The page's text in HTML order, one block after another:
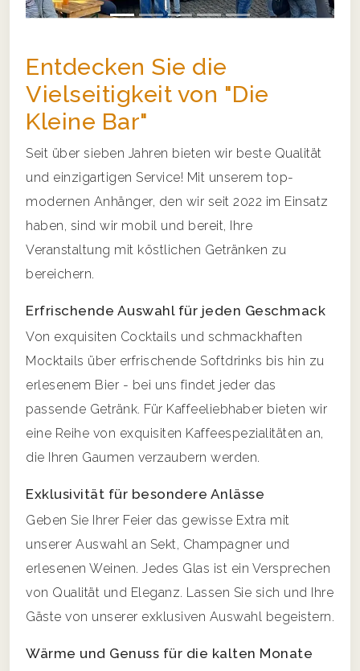
Entdecken Sie die
Vielseitigkeit von "Die
Kleine Bar"
Seit über sieben Jahren bieten wir beste Qualität
und einzigartigen Service! Mit unserem top-
modernen Anhänger, den wir seit 2022 im Einsatz
haben, sind wir mobil und bereit, Ihre
Veranstaltung mit köstlichen Getränken zu
bereichern.
Erfrischende Auswahl für jeden Geschmack
Von exquisiten Cocktails und schmackhaften
Mocktails über erfrischende Softdrinks bis hin zu
erlesenem Bier - bei uns findet jeder das
passende Getränk. Für Kaffeeliebhaber bieten wir
eine Reihe von exquisiten Kaffeespezialitäten an,
die Ihren Gaumen verzaubern werden.
Exklusivität für besondere Anlässe
Geben Sie Ihrer Feier das gewisse Extra mit
unserer Auswahl an Sekt, Champagner und
erlesenen Weinen. Jedes Glas ist ein Versprechen
von Qualität und Eleganz. Lassen Sie sich und Ihre
Gäste von unserer exklusiven Auswahl begeistern.
Wärme und Genuss für die kalten Monate